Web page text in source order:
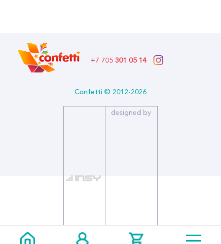
+7 705 301 05 14
Confetti © 2012-2026
designed by